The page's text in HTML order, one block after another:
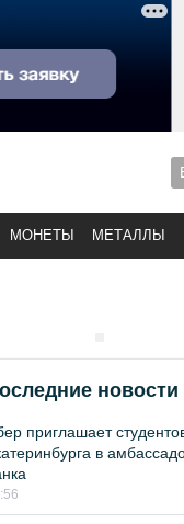
МОНЕТЫ МЕТАЛЛЫ
новости
приглашает
в